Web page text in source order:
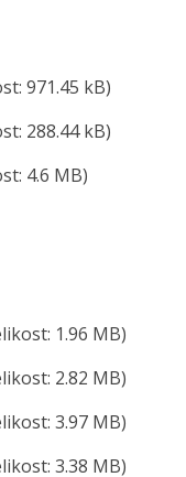
971.45 kB)
288.44 kB)
4.6 MB)
1.96 MB)
2.82 MB)
3.97 MB)
3.38 MB)